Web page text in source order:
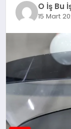
YAŞAM
O İş Bu
15 Mart